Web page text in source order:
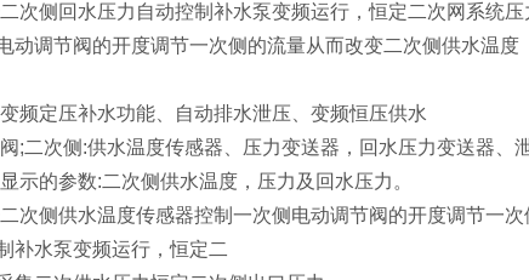
次侧回水压力自动控制补水泵变频运行，恒定二次网系统
动调节阀的开度调节一次侧的流量从而改变二次侧供水温度
频定压补水功能、自动排水泄压、变频恒压供水
;二次侧 :供水温度传感器、压力变送器，回水压力变送器、
示的参数:二次侧供水温度，压力及回水压力。
次侧供水温度传感器控制一次侧电动调节阀的开度调节一
补水泵变频运行，恒定二